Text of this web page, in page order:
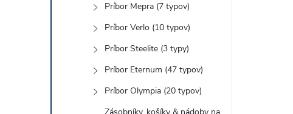
Príbor Mepra (7 typov)
Príbor Verlo (10 typov)
Príbor Steelite (3 typy)
Príbor Eternum (47 typov)
Príbor Olympia (20 typov)